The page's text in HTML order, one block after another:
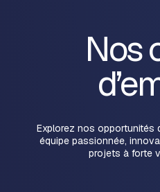
Nos
Explorez nos opportunités
équipe passionnée,
projets à forte